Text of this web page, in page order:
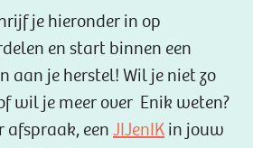
je hieronder in op
en start binnen een
aan je herstel! Wil je niet zo
wil je meer over Enik weten?
afspraak, een JIJenIK in jouw